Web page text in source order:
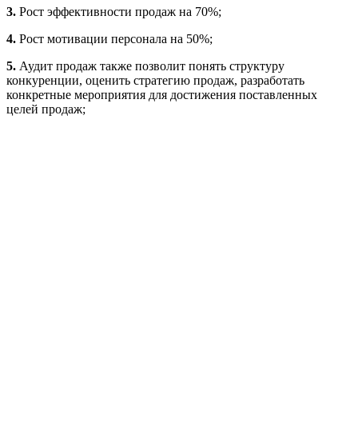
3. Рост эффективности продаж на 70%;
4. Рост мотивации персонала на 50%;
5. Аудит продаж также позволит понять структуру
конкуренции, оценить стратегию продаж, разработать
конкретные мероприятия для достижения поставленных
целей продаж;